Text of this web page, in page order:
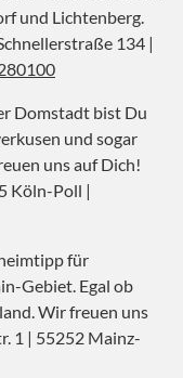
und Lichtenberg.
134 |
Domstadt bist Du
und sogar
uns auf Dich!
Köln-Poll |
für
Gebiet. Egal ob
Wir freuen uns
1 | 55252 Mainz-